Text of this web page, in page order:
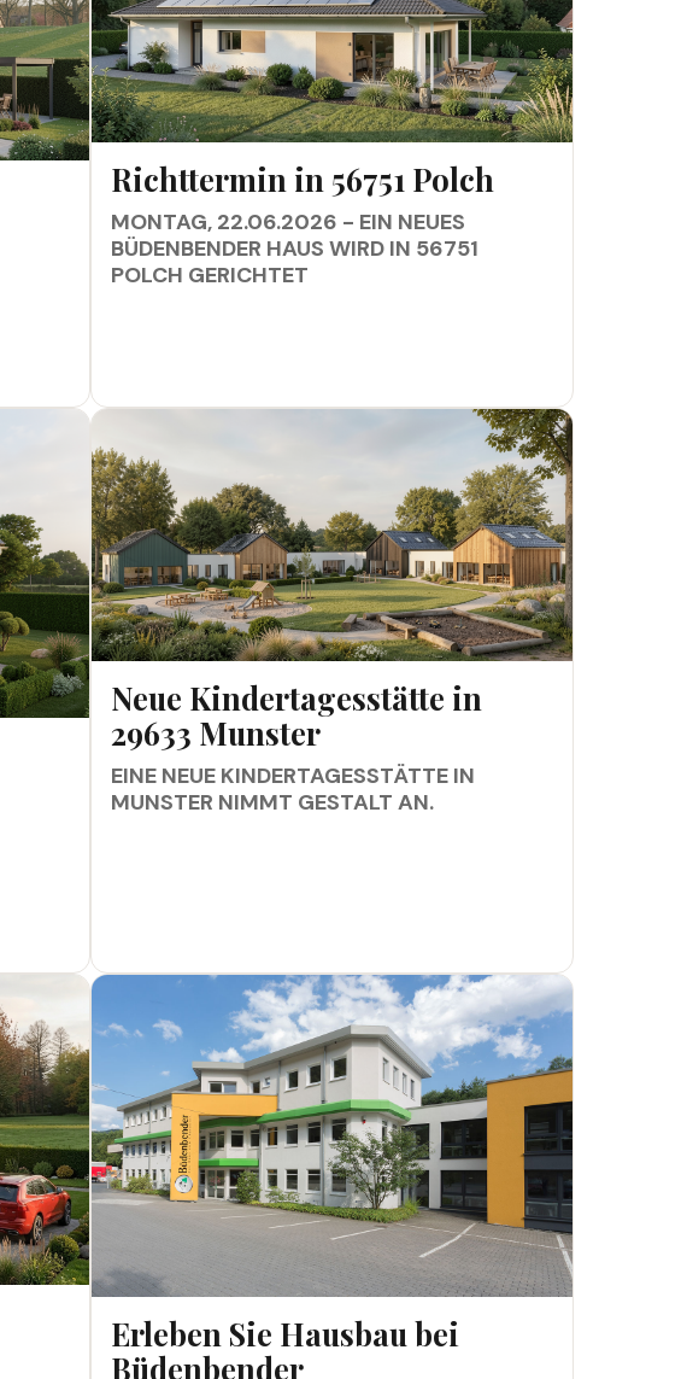
Richttermin in 56751 Polch
MONTAG, 22.06.2026 - EIN NEUES
BÜDENBENDER HAUS WIRD IN 56751
POLCH GERICHTET
Neue Kindertagesstätte in
29633 Munster
EINE NEUE KINDERTAGESSTÄTTE IN
MUNSTER NIMMT GESTALT AN.
Erleben Sie Hausbau bei
Büdenbender